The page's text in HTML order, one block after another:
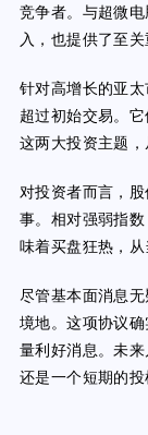
竞争者。与超微
入，也提供了至关
针对高增长的亚
超过初始交易。
这两大投资主题，
对投资者而言，
事。相对强弱指
味着买盘狂热，从
尽管基本面消息
境地。这项协议
量利好消息。未
还是一个短期的投